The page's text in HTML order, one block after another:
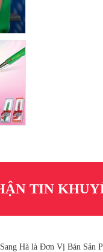
TIN
Sang Hà là Đơn Vị Bán Sản